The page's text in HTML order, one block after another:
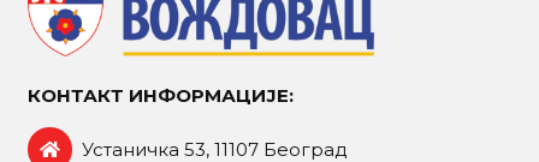
КОНТАКТ ИНФОРМАЦИЈЕ:
Устаничка 53, 11107 Београд